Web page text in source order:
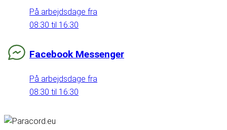
På arbejdsdage fra
08:30 til 16:30
Facebook Messenger
På arbejdsdage fra
08:30 til 16:30